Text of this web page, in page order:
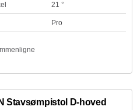
21 °
Pro
Stavsømpistol D-hoved